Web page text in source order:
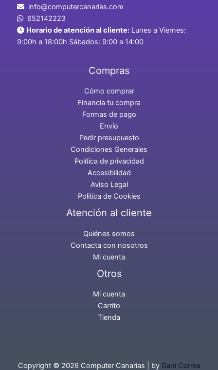
info@computercanarias.com
652142223
Horario de atención al cliente: Lunes a Viernes:
9:00h a 18:00h Sábados: 9:00 a 14:00
Compras
Cómo comprar
Financia tu compra
Formas de pago
Envío
Pedir presupuesto
Condiciones Generales
Política de privacidad
Accesibilidad
Aviso Legal
Política de Cookies
Atención al cliente
Quiénes somos
Contacta con nosotros
Mi cuenta
Otros
Mi cuenta
Carrito
Tienda
Copyright © 2026 Computer Canarias | by Dani Correa